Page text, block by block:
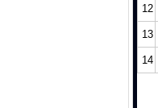
12
13
14